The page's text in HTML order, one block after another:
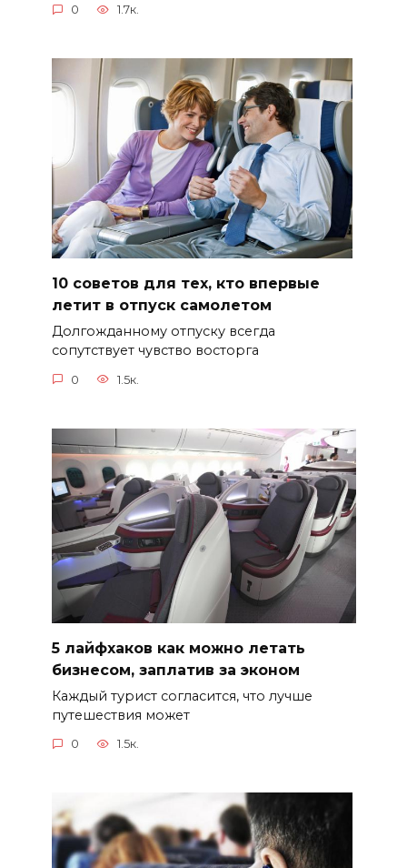
0 1.7к.
10 советов для тех, кто впервые
летит в отпуск самолетом
Долгожданному отпуску всегда
сопутствует чувство восторга
0 1.5к.
5 лайфхаков как можно летать
бизнесом, заплатив за эконом
Каждый турист согласится, что лучше
путешествия может
0 1.5к.